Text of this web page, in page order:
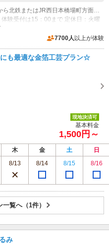
験受付は15：00まで 定休日：火曜
他：受け入れ人数 6名様まで
7700人 以上が体験
にも最適な金箔工芸プラン☆
現地決済可
基本料金
1,500円～
木 金 土
日
8/13 8/14 8/15 8/16
覧へ（1件）
み